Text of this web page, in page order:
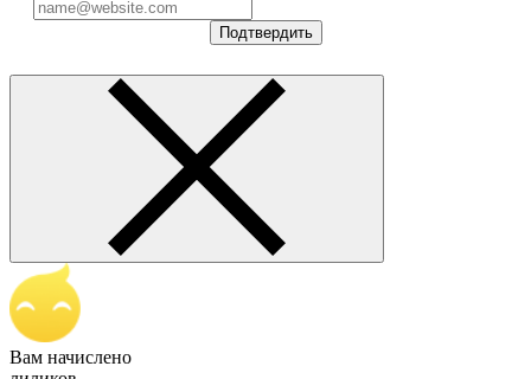
Подтвердить
Вам начислено